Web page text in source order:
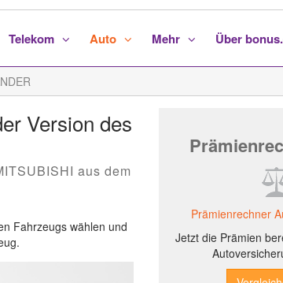
Telekom Auto Mehr Über
Version des
aus dem
Fahrzeugs wählen und
Prämienrechner
Jetzt die Prämien